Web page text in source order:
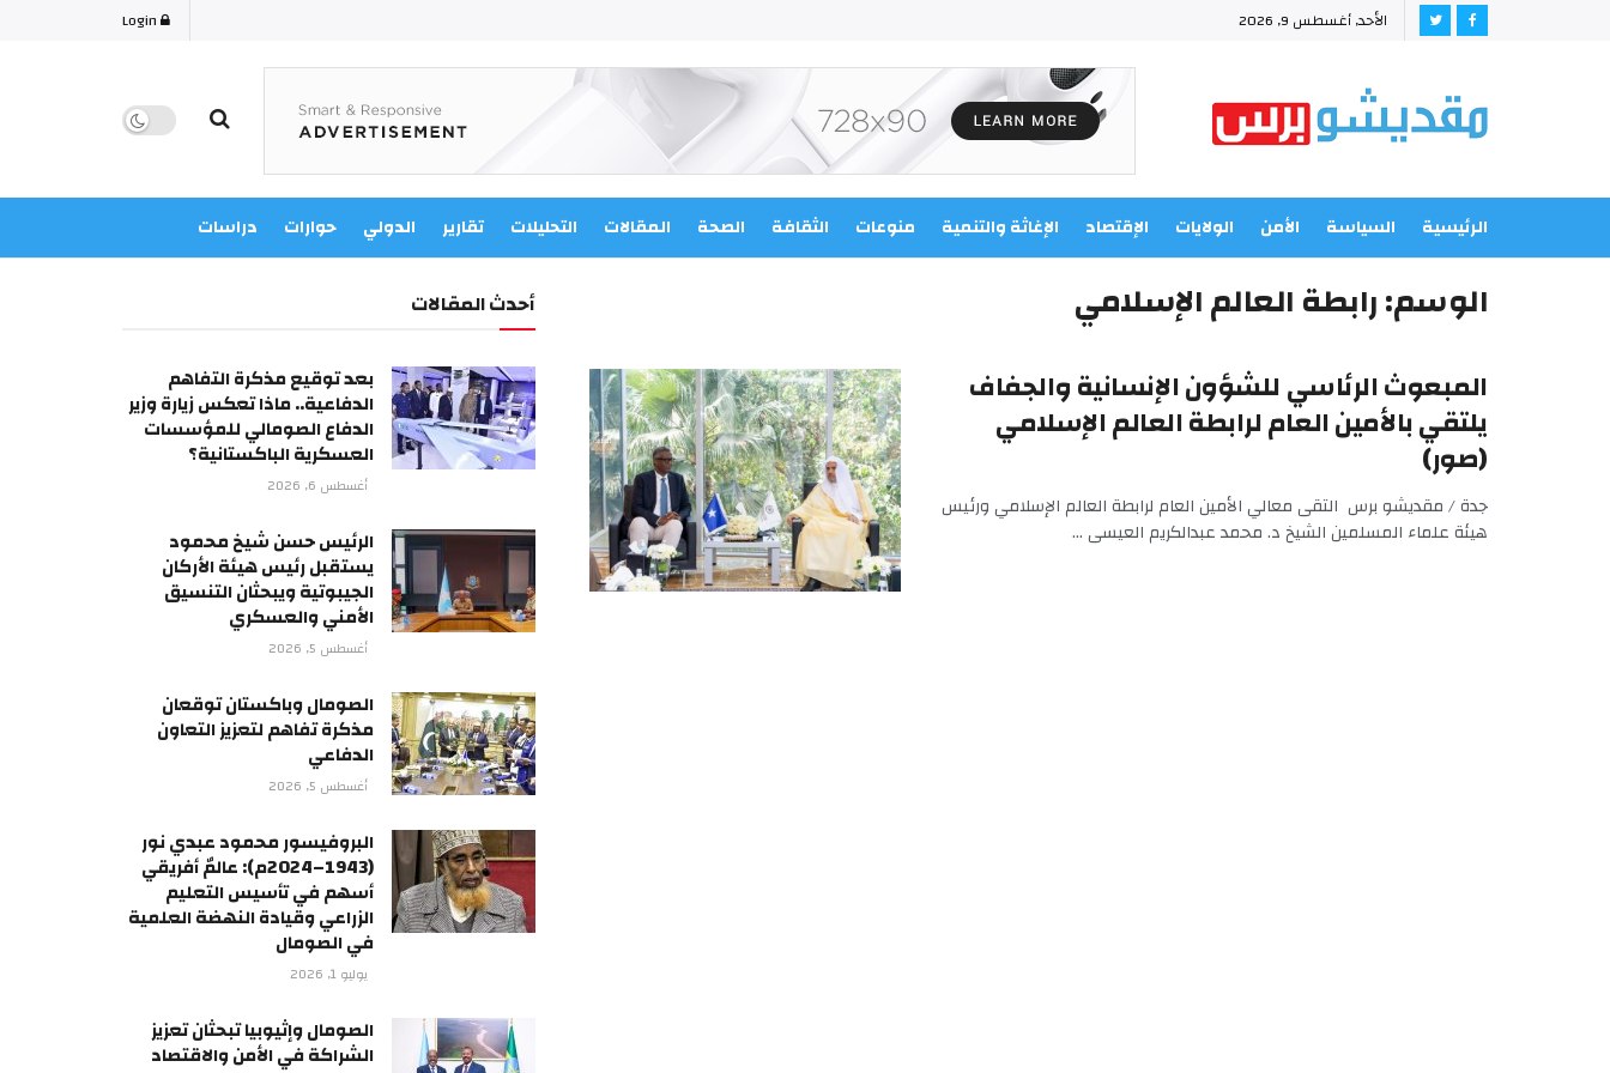
الأحد, أغسطس 9, 2026
الرئيسية السياسة الأمن الولايات الإقتصاد الإغاثة والتنمية منوعات الثقافة الصحة المقالات التحليلات تقارير الدولي حوارات دراسات
الوسم:رابطة العالم الإسلامي
المبعوث الرئاسي للشؤون الإنسانية والجفاف
يلتقي بالأمين العام لرابطة العالم الإسلامي
(صور)
جدة / مقديشو برس التقى معالي الأمين العام لرابطة العالم الإسلامي ورئيس
هيئة علماء المسلمين الشيخ د. محمد عبدالكريم العيسى ...
أحدث المقالات
بعد توقيع مذكرة التفاهم
الدفاعية.. ماذا تعكس زيارة وزير
الدفاع الصومالي للمؤسسات
العسكرية الباكستانية؟
أغسطس 6, 2026
الرئيس حسن شيخ محمود
يستقبل رئيس هيئة الأركان
الجيبوتية ويبحثان التنسيق
الأمني والعسكري
أغسطس 5, 2026
الصومال وباكستان توقعان
مذكرة تفاهم لتعزيز التعاون
الدفاعي
أغسطس 5, 2026
البروفيسور محمود عبدي نور
(1943–2024م): عالمٌ أفريقي
أسهم في تأسيس التعليم
الزراعي وقيادة النهضة العلمية
في الصومال
يوليو 1, 2026
الصومال وإثيوبيا تبحثان تعزيز
الشراكة في الأمن والاقتصاد